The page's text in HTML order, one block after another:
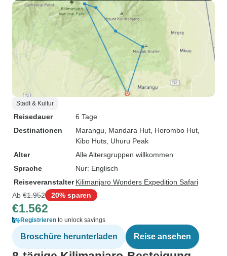
Stadt & Kultur
Reisedauer
6 Tage
Destinationen
Marangu , Mandara Hut , Horombo Hut
Kibo Huts , Uhuru Peak
Alter
Alle Altersgruppen willkommen
Sprache
Nur: Englisch
Reiseveranstalter Kilimanjaro Wonders Expedition Safari
Ab €1.952 20% sparen
€1.562
Registrieren to unlock savings
Broschüre herunterladen Reise ansehen